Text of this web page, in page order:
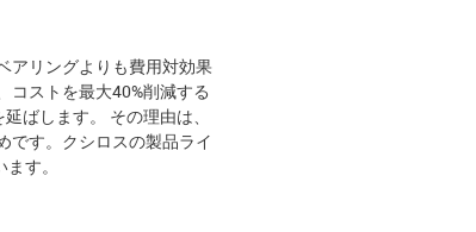
アリングよりも費用対効果
コストを最大40%削減する
ばします。 その理由は、
です。クシロスの製品ライ
ます。